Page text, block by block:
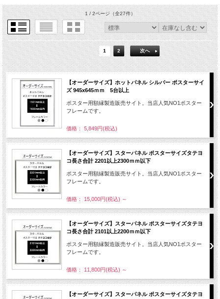
1 / 2ページ（全27件）
1 2 次へ
【オーダーサイズ】ホットパネル シルバー ポスターサイ
ズ 945x645ｍｍ 5台以上
ポスター用額縁製造販売サイト。当店人気NO1ポスター
フレームです。
価格： 5,849円(税込)
【オーダーサイズ】スターパネル ポスターサイズタテヨ
コ長さ合計 2201以上2300ｍｍ以下
ポスター用額縁製造販売サイト。当店人気NO1ポスター
フレームです。
価格： 15,000円(税込) ～
【オーダーサイズ】スターパネル ポスターサイズタテヨ
コ長さ合計 2101以上2200ｍｍ以下
ポスター用額縁製造販売サイト。当店人気NO1ポスター
フレームです。
価格： 11,800円(税込) ～
【オーダーサイズ】スターパネル ポスターサイズタテヨ